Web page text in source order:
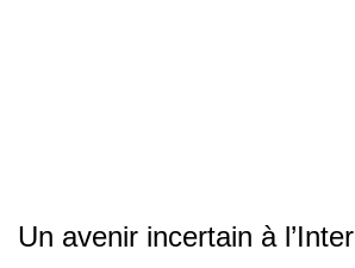
Un avenir incertain à l’Inter